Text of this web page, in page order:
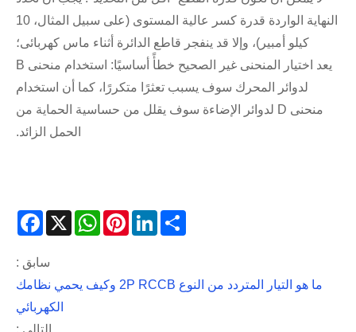
النهاية الواردة قدرة كسر عالية المستوى (على سبيل المثال، 10
كيلو أمبير)، وإلا قد ينفجر قاطع الدائرة أثناء ماس كهربائى؛
يعد اختيار المنحنى غير الصحيح خطأً أساسيًا: استخدام منحنى B
لدوائر المحرك سوف يسبب تعثرًا متكررًا، كما أن استخدام
منحنى D لدوائر الإضاءة سوف يقلل من حساسية الحماية من
الحمل الزائد.
X
WhatsAppPinterestLinkedInShare
سابق :
ما هو التيار المتردد من النوع 2P RCCB وكيف يحمي نظامك
الكهربائي